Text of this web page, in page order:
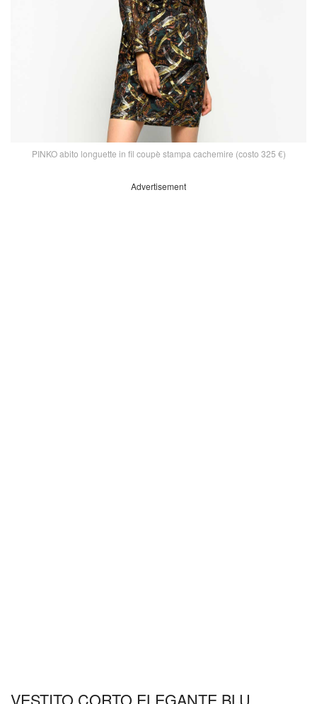
PINKO abito longuette in fil coupè stampa cachemire (costo 325 €)
Advertisement
VESTITO CORTO ELEGANTE BLU